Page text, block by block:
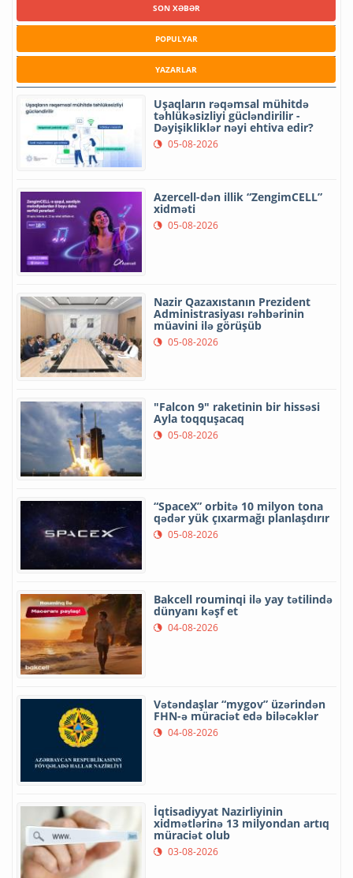
SON XƏBƏR
POPULYAR
YAZARLAR
Uşaqların rəqəmsal mühitdə
təhlükəsizliyi gücləndirilir -
Dəyişikliklər nəyi ehtiva edir?
05-08-2026
Azercell-dən illik “ZengimCELL”
xidməti
05-08-2026
Nazir Qazaxıstanın Prezident
Administrasiyası rəhbərinin
müavini ilə görüşüb
05-08-2026
"Falcon 9" raketinin bir hissəsi
Ayla toqquşacaq
05-08-2026
“SpaceX” orbitə 10 milyon tona
qədər yük çıxarmağı planlaşdırır
05-08-2026
Bakcell rouminqi ilə yay tətilində
dünyanı kəşf et
04-08-2026
Vətəndaşlar “mygov” üzərindən
FHN-ə müraciət edə biləcəklər
04-08-2026
İqtisadiyyat Nazirliyinin
xidmətlərinə 13 milyondan artıq
müraciət olub
03-08-2026